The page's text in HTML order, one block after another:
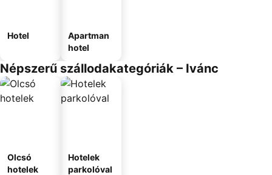
Hotel
Apartman
hotel
Népszerű szállodakategóriák – Ivánc
Olcsó
hotelek
Hotelek
parkolóval